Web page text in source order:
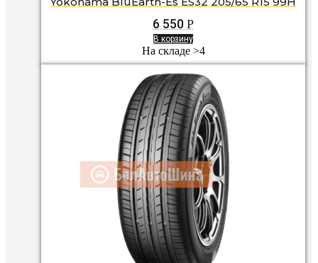
6 550 Р
В корзину
На складе >4